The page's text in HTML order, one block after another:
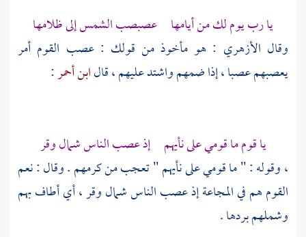
يا رب يوم لك من أيامها عصبصب الشمس إلى ظلامها
وقال الأزهري : هو مأخوذ من قولك : عصب القوم أمر
يعصبهم عصبا ، إذا ضمهم واشتد عليهم ، قالابن أحمر:
يا قوم ما قومي على نأيهم إذ عصب الناس شمال وقر
، وقوله : " ما قومي على نأيهم " تعجب من كرمهم . وقال : نعم
القوم هم في المجاعة إذ عصب الناس شمال وقر ، أي أطاف بهم
وشملهم بردها .